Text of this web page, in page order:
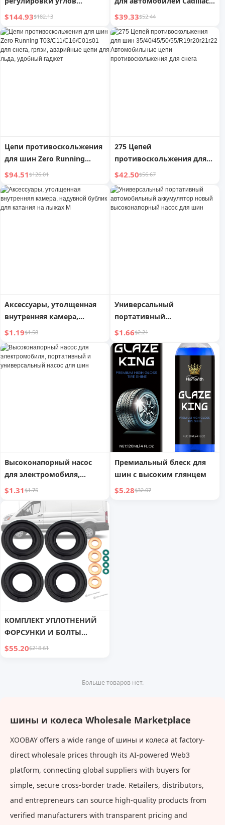
наклона колес,
приспособление для
выравнивания, аксессуары
для станков, подвесная
скоба, зажим для колес,
$144.93$182.13
CT5/XT5/XT4/XT6/CT6/CT4/
зимние, снежные
$39.33$52.44
Цепи противоскольжения
для шин Zero Running
T03/C11/C16/C01s01 для
снега, грязи, аварийные
цепи для льда, удобный
гаджет
$94.51$126.01
275 Цепей
противоскольжения для
шин
35/40/45/50/55/R19r20r21r22
Автомобильные цепи
противоскольжения для
$42.50$56.67
Аксессуары, утолщенная
внутренняя камера,
надувной бублик для
катания на лыжах M
$1.19$1.58
Универсальный
портативный
автомобильный
аккумулятор новый
высоконапорный насос
для шин
$1.66$2.21
Высоконапорный насос
для электромобиля,
портативный и
универсальный насос для
шин
$1.31$1.75
Премиальный блеск для
шин с высоким глянцем
$5.28$32.07
КОМПЛЕКТ УПЛОТНЕНИЙ
ФОРСУНКИ И БОЛТЫ
КРЕПЛЕНИЯ ДЛЯ FORD
$55.20$218.61
Больше товаров нет.
шины и колеса Wholesale Marketplace
XOOBAY offers a wide range of шины и колеса at factory-
direct wholesale prices through its AI-powered Web3
platform, connecting global suppliers with buyers for
simple, secure cross-border trade. Retailers, distributors,
and entrepreneurs can source high-quality products from
verified manufacturers with transparent pricing and